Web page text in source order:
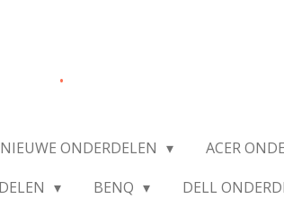
.
NIEUWE ONDERDELEN ACER
BENQ DELL